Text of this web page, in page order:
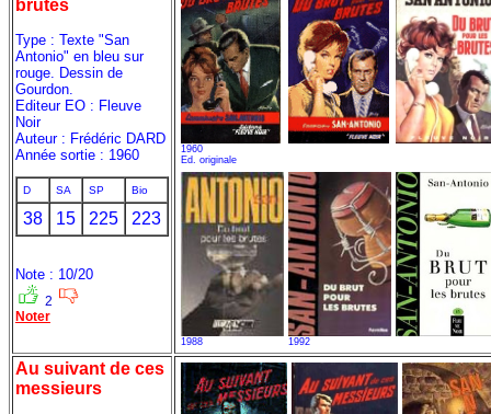
brutes
Type : Texte "San
Antonio" en bleu sur
rouge. Dessin de
Gourdon.
Editeur EO : Fleuve
Noir
Auteur : Frédéric DARD
Année sortie : 1960
D SA SP Bio
38 15 225 223
Note : 10/20
2
Noter
1960
Ed. originale
1988 1992
Au suivant de ces
messieurs